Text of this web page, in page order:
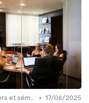
Ateliers et séminaires • 17/06/2025